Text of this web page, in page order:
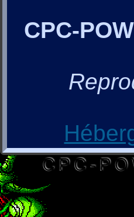
CPC-